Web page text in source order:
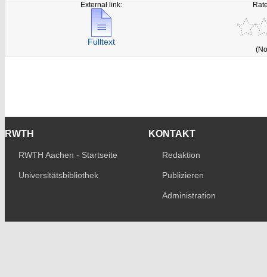
External link:
Fulltext
RWTH
RWTH Aachen - Startseite
Universitätsbibliothek
KONTAKT
Redaktion
Publizieren
Administration